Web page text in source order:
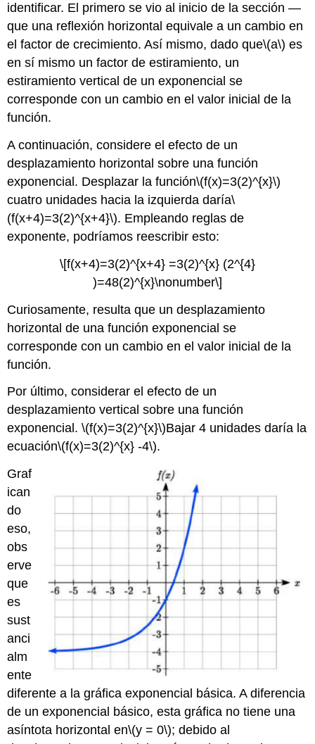
identificar. El primero se vio al inicio de la sección —
que una reflexión horizontal equivale a un cambio en
el factor de crecimiento. Así mismo, dado que\(a\) es
en sí mismo un factor de estiramiento, un
estiramiento vertical de un exponencial se
corresponde con un cambio en el valor inicial de la
función.
A continuación, considere el efecto de un
desplazamiento horizontal sobre una función
exponencial. Desplazar la función\(f(x)=3(2)^{x}\)
cuatro unidades hacia la izquierda daría\
(f(x+4)=3(2)^{x+4}\). Empleando reglas de
exponente, podríamos reescribir esto:
\[f(x+4)=3(2)^{x+4} =3(2)^{x} (2^{4}
)=48(2)^{x}\nonumber\]
Curiosamente, resulta que un desplazamiento
horizontal de una función exponencial se
corresponde con un cambio en el valor inicial de la
función.
Por último, considerar el efecto de un
desplazamiento vertical sobre una función
exponencial.\(f(x)=3(2)^{x}\)Bajar 4 unidades daría la
ecuación\(f(x)=3(2)^{x} -4\).
Graf
ican
do
eso,
obs
erve
que
es
sust
anci
alm
ente
diferente a la gráfica exponencial básica. A diferencia
de un exponencial básico, esta gráfica no tiene una
asíntota horizontal en\(y = 0\); debido al